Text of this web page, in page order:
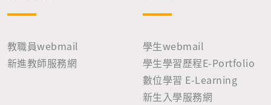
教職員webmail
新進教師服務網
學生webmail
學生學習歷程E-Portfolio
數位學習 E-Learning
新生入學服務網